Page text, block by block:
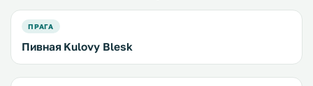
ПРАГА
Пивная Kulovy Blesk